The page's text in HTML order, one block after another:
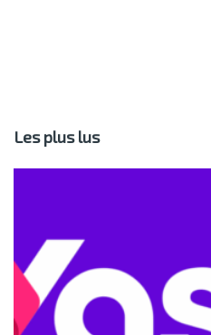
Les plus lus